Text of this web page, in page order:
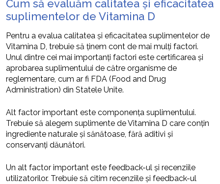
Cum să evaluăm calitatea și eficacitatea
suplimentelor de Vitamina D
Pentru a evalua calitatea și eficacitatea suplimentelor de
Vitamina D, trebuie să ținem cont de mai mulți factori.
Unul dintre cei mai importanți factori este certificarea și
aprobarea suplimentului de către organisme de
reglementare, cum ar fi FDA (Food and Drug
Administration) din Statele Unite.
Alt factor important este componența suplimentului.
Trebuie să alegem suplimente de Vitamina D care conțin
ingrediente naturale și sănătoase, fără aditivi și
conservanți dăunători.
Un alt factor important este feedback-ul și recenziile
utilizatorilor. Trebuie să citim recenziile și feedback-ul